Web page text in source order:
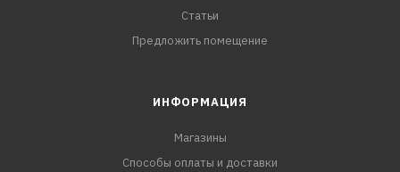
Статьи
Предложить помещение
ИНФОРМАЦИЯ
Магазины
Способы оплаты и доставки